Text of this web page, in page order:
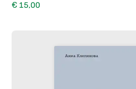
€ 15,00